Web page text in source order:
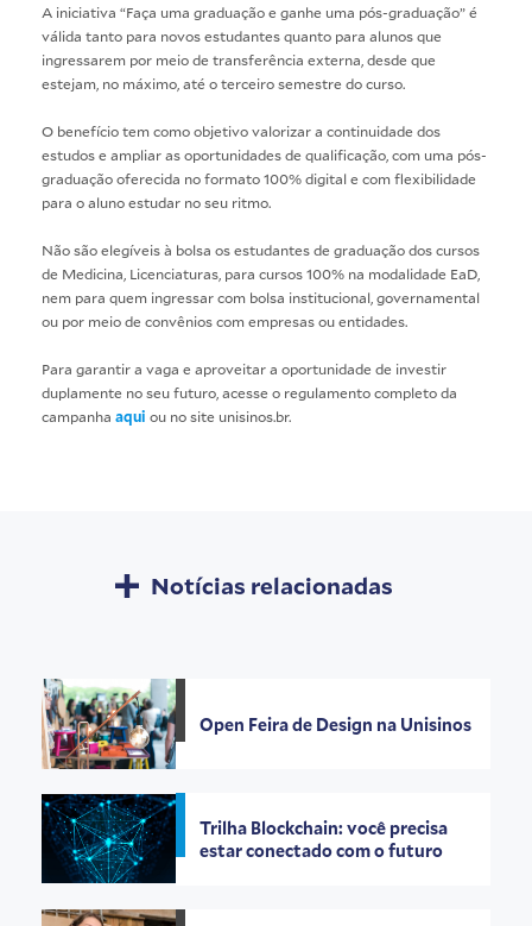
A iniciativa “Faça uma graduação e ganhe uma pós-graduação” é
válida tanto para novos estudantes quanto para alunos que
ingressarem por meio de transferência externa, desde que
estejam, no máximo, até o terceiro semestre do curso.
O benefício tem como objetivo valorizar a continuidade dos
estudos e ampliar as oportunidades de qualificação, com uma pós-
graduação oferecida no formato 100% digital e com flexibilidade
para o aluno estudar no seu ritmo.
Não são elegíveis à bolsa os estudantes de graduação dos cursos
de Medicina, Licenciaturas, para cursos 100% na modalidade EaD,
nem para quem ingressar com bolsa institucional, governamental
ou por meio de convênios com empresas ou entidades.
Para garantir a vaga e aproveitar a oportunidade de investir
duplamente no seu futuro, acesse o regulamento completo da
campanha aqui ou no site unisinos.br.
Notícias relacionadas
Open Feira de Design na Unisinos
Trilha Blockchain: você precisa
estar conectado com o futuro